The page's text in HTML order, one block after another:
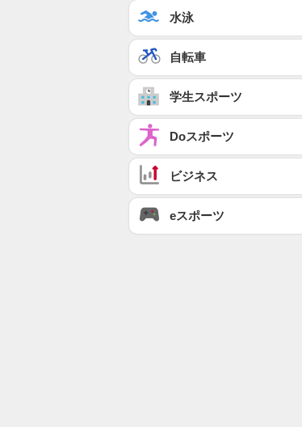
水泳
自転車
学生スポーツ
Doスポーツ
ビジネス
eスポーツ